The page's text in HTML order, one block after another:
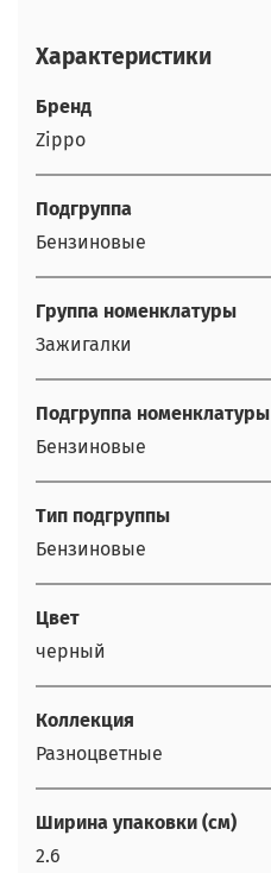
Характеристики
Бренд
Zippo
Подгруппа
Бензиновые
Группа номенклатуры
Зажигалки
Подгруппа номенклатуры
Бензиновые
Тип подгруппы
Бензиновые
Цвет
черный
Коллекция
Разноцветные
Ширина упаковки (см)
2.6